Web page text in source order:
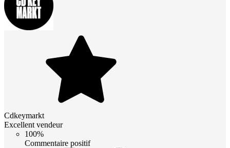
Cdkeymarkt
Excellent vendeur
100%
Commentaire positif